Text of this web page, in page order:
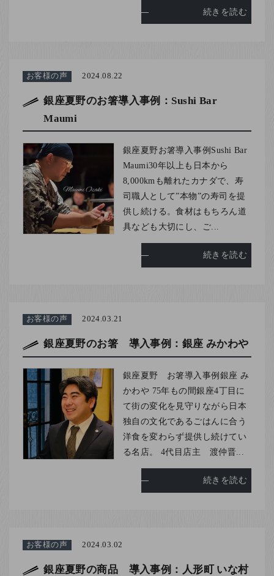
続きを読む
お客様の声 2024.08.22
銀座夏野のお箸導入事例：Sushi Bar
Maumi
銀座夏野お箸導入事例Sushi Bar
Maumi30年以上も日本から
8,000kmも離れたカナダで、寿
司職人として”本物”の寿司を提
供し続ける。食材はもちろん道
具なども大切にし、ご...
続きを読む
お客様の声 2024.03.21
銀座夏野のお箸 導入事例：銀座 みかわや
銀座夏野 お箸導入事例銀座 み
かわや 75年もの間銀座4丁目に
て街の変化を見守りながら日本
独自の文化であるごはんに合う
洋食を変わらず提供し続けてい
る名店。 4代目店主 渡仲晋...
続きを読む
お客様の声 2024.03.02
銀座夏野の商品 導入事例：人形町 いな村